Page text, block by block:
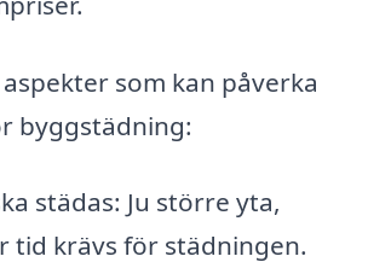
som kan påverka
byggstädning:
städas: Ju större yta,
tid krävs för städningen.